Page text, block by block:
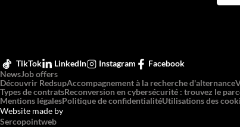
TikTok LinkedIn Instagram
Facebook
NewsJob offers
Découvrir RedsupAccompagnement à la recherche d'alternance
Types de contratsReconversion en cybersécurité : trouvez le
Mentions légalesPolitique de confidentialitéUtilisations des
Website made by
Sercopointweb